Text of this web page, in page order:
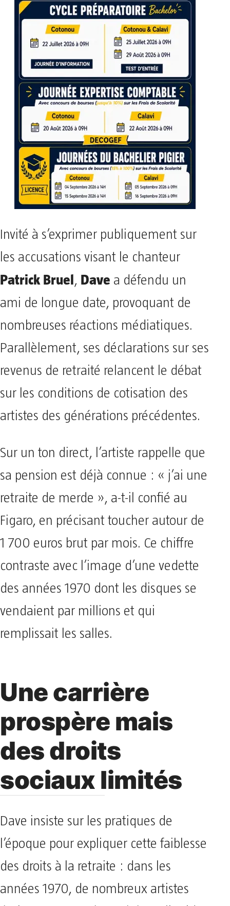
Invité à s’exprimer publiquement sur
les accusations visant le chanteur
Patrick Bruel, Dave a défendu un
ami de longue date, provoquant de
nombreuses réactions médiatiques.
Parallèlement, ses déclarations sur ses
revenus de retraité relancent le débat
sur les conditions de cotisation des
artistes des générations précédentes.
Sur un ton direct, l’artiste rappelle que
sa pension est déjà connue : « j’ai une
retraite de merde », a-t-il confié au
Figaro, en précisant toucher autour de
1 700 euros brut par mois. Ce chiffre
contraste avec l’image d’une vedette
des années 1970 dont les disques se
vendaient par millions et qui
remplissait les salles.
Une carrière
prospère mais
des droits
sociaux limités
Dave insiste sur les pratiques de
l’époque pour expliquer cette faiblesse
des droits à la retraite : dans les
années 1970, de nombreux artistes